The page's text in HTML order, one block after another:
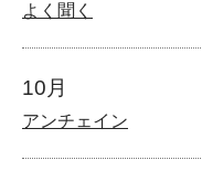
よく聞く
10月
アンチェイン